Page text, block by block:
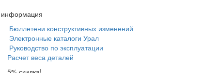
информация
Бюллетени конструктивных изменений
Электронные каталоги Урал
Руководство по эксплуатации
Расчет веса деталей